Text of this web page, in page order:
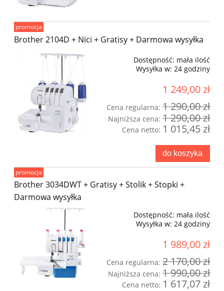
Brother 2104D + Nici + Gratisy + Darmowa wysyłka
Dostępność: mała ilość
Wysyłka w: 24 godziny
1 249,00 zł
Cena regularna: 1 290,00 zł
Najniższa cena: 1 290,00 zł
Cena netto: 1 015,45 zł
do koszyka
promocja
Brother 3034DWT + Gratisy + Stolik + Stopki +
Darmowa wysyłka
Dostępność: mała ilość
Wysyłka w: 24 godziny
1 989,00 zł
Cena regularna: 2 170,00 zł
Najniższa cena: 1 990,00 zł
Cena netto: 1 617,07 zł
promocja